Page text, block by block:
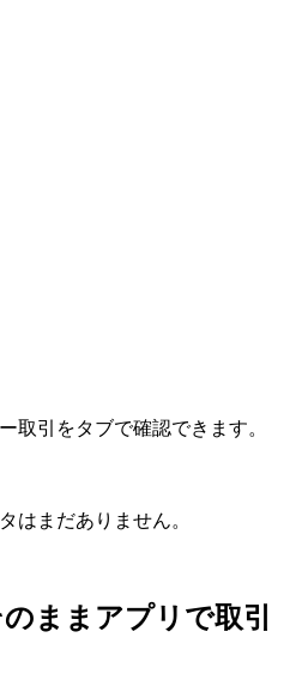
取引をタブで確認できます。
はまだありません。
ままアプリで取引